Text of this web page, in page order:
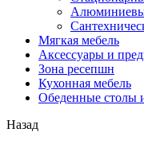
Мягкая мебель
Аксессуары и
Зона ресепшн
Кухонная мебель
Обеденные столы
Назад